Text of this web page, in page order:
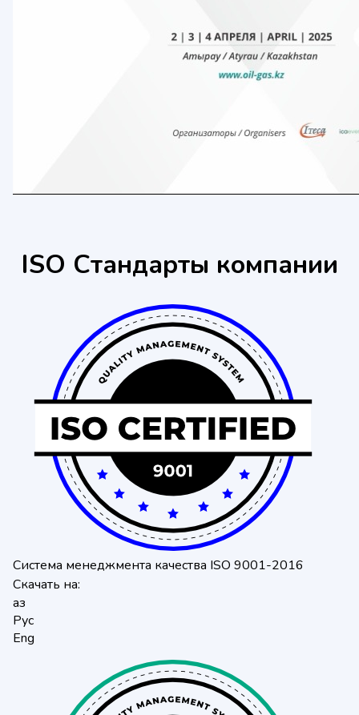
ISO Стандарты компании
Система менеджмента качества ISO 9001-2016
Скачать на:
Қаз
Рус
Eng